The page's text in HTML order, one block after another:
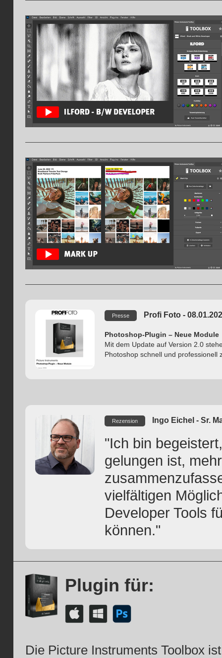
Presse Profi Foto -
Photoshop-Plugin – Neue Module
Mit dem Update auf Version 2.0
Photoshop schnell und professionell
Rezension Ingo Eichel - Sr.
"Ich bin
gelungen ist,
vielfältigen
Developer Tools
können."
Plugin für:
Die Picture Instruments Toolbox